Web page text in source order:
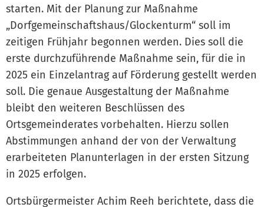
starten. Mit der Planung zur Maßnahme
„Dorfgemeinschaftshaus/Glockenturm“ soll im
zeitigen Frühjahr begonnen werden. Dies soll die
erste durchzuführende Maßnahme sein, für die in
2025 ein Einzelantrag auf Förderung gestellt werden
soll. Die genaue Ausgestaltung der Maßnahme
bleibt den weiteren Beschlüssen des
Ortsgemeinderates vorbehalten. Hierzu sollen
Abstimmungen anhand der von der Verwaltung
erarbeiteten Planunterlagen in der ersten Sitzung
in 2025 erfolgen.
Ortsbürgermeister Achim Reeh berichtete, dass die